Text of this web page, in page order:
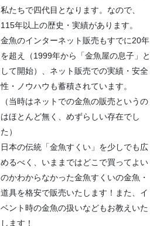
私たちで四代目となります。なので、
115年以上の歴史・実績があります。
金魚のインターネット販売もすでに20年
を超え（1999年から「金魚屋の息子」と
して開始）、ネット販売での実績・安全
性・ノウハウも蓄積されています。
（当時はネットでの金魚の販売というの
はほとんど無く、めずらしい存在でし
た）
日本の伝統「金魚すくい」を少しでも広
めるべく、いままではどこで買ってよい
のかわからなかった金魚すくいの金魚・
道具を格安で販売いたします！また、イ
ベント時の金魚の扱いなどもお教えいた
します！